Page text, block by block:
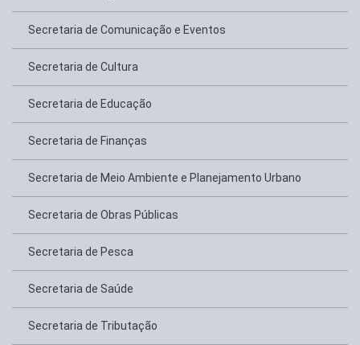
Secretaria de Comunicação e Eventos
Secretaria de Cultura
Secretaria de Educação
Secretaria de Finanças
Secretaria de Meio Ambiente e Planejamento Urbano
Secretaria de Obras Públicas
Secretaria de Pesca
Secretaria de Saúde
Secretaria de Tributação